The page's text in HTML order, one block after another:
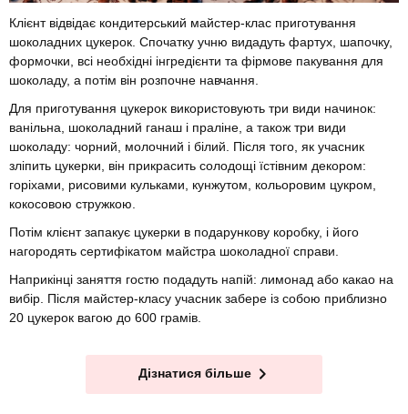
Клієнт відвідає кондитерський майстер-клас приготування
шоколадних цукерок. Спочатку учню видадуть фартух, шапочку,
формочки, всі необхідні інгредієнти та фірмове пакування для
шоколаду, а потім він розпочне навчання.
Для приготування цукерок використовують три види начинок:
ванільна, шоколадний ганаш і праліне, а також три види
шоколаду: чорний, молочний і білий. Після того, як учасник
зліпить цукерки, він прикрасить солодощі їстівним декором:
горіхами, рисовими кульками, кунжутом, кольоровим цукром,
кокосовою стружкою.
Потім клієнт запакує цукерки в подарункову коробку, і його
нагородять сертифікатом майстра шоколадної справи.
Наприкінці заняття гостю подадуть напій: лимонад або какао на
вибір. Після майстер-класу учасник забере із собою приблизно
20 цукерок вагою до 600 грамів.
Дізнатися більше